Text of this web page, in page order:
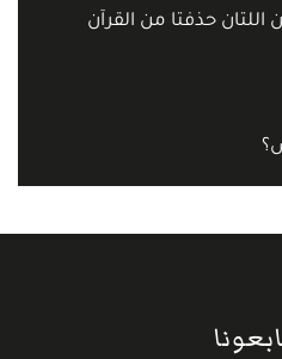
اللتان حذفتا من القرآن